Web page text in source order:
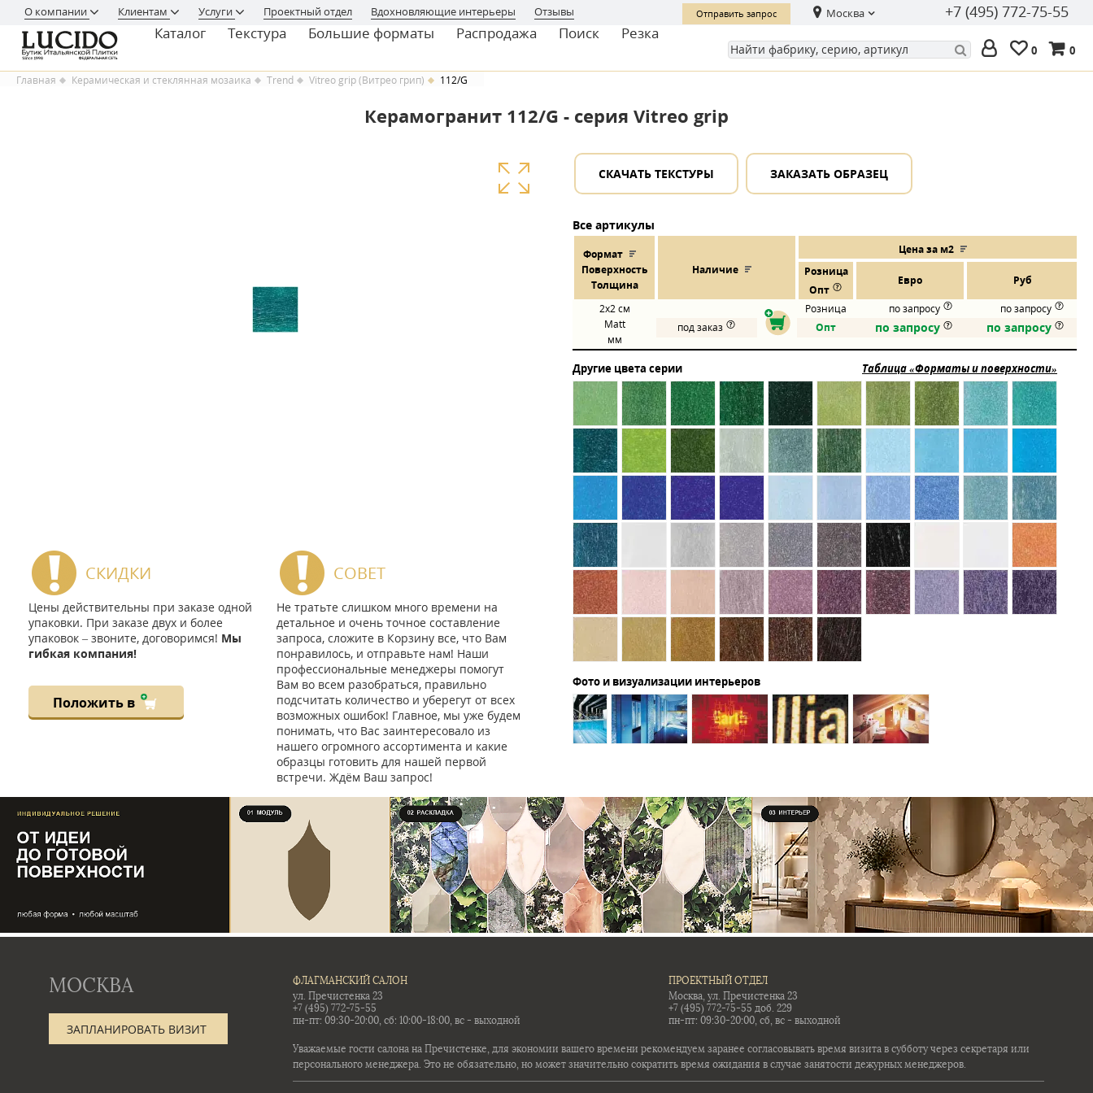
О компании Клиентам Услуги Проектный отдел Вдохновляющие интерьеры Отзывы Отправить запрос Москва +7 (495) 772-75-55
Каталог Текстура Большие форматы Распродажа Поиск Резка
0 0
Главная Керамическая и стеклянная мозаика Trend Vitreo grip (Витрео грип) 112/G
Керамогранит 112/G - серия Vitreo grip
СКИДКИ
Цены действительны при заказе одной
упаковки. При заказе двух и более
упаковок – звоните, договоримся! Мы
гибкая компания!
Положить в
СОВЕТ
Не тратьте слишком много времени на
детальное и очень точное составление
запроса, сложите в Корзину все, что Вам
понравилось, и отправьте нам! Наши
профессиональные менеджеры помогут
Вам во всем разобраться, правильно
подсчитать количество и уберегут от всех
возможных ошибок! Главное, мы уже будем
понимать, что Вас заинтересовало из
нашего огромного ассортимента и какие
образцы готовить для нашей первой
встречи. Ждём Ваш запрос!
СКАЧАТЬ ТЕКСТУРЫ ЗАКАЗАТЬ ОБРАЗЕЦ
Все артикулы
Формат
Поверхность
Толщина
Наличие
Цена за м2
Розница
Евро Руб
Опт
2x2см
Matt
мм
Розница по запросу
по запросу
под заказ
Опт по запросу по запросу
Другие цвета серии Таблица «Форматы и поверхности»
Фото и визуализации интерьеров
МОСКВА
ЗАПЛАНИРОВАТЬ ВИЗИТ
ФЛАГМАНСКИЙ САЛОН
ул. Пречистенка 23
+7 (495) 772-75-55
пн-пт: 09:30-20:00, сб: 10:00-18:00, вс - выходной
ПРОЕКТНЫЙ ОТДЕЛ
Москва, ул. Пречистенка 23
+7 (495) 772-75-55 доб. 229
пн-пт: 09:30-20:00, сб, вс - выходной
Уважаемые гости салона на Пречистенке, для экономии вашего времени рекомендуем заранее согласовывать время визита в субботу через секретаря или
персонального менеджера. Это не обязательно, но может значительно сократить время ожидания в случае занятости дежурных менеджеров.